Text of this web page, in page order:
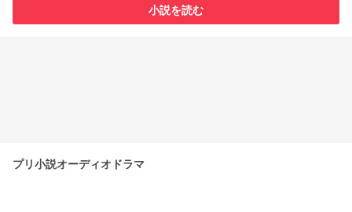
小説を読む
プリ小説オーディオドラマ